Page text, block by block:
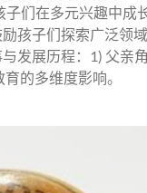
子们在多元兴趣中成
孩子们探索广泛领
发展历程：1) 父亲
的多维度影响。